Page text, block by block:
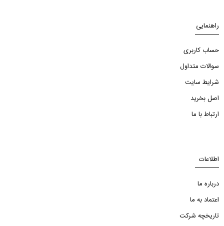
راهنمایی
حساب کاربری
سوالات متداول
شرایط سایت
اصل بخرید
ارتباط با ما
اطلاعات
درباره ما
اعتماد به ما
تاریخچه شرکت